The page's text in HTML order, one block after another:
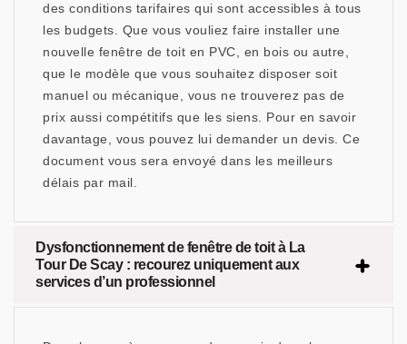
des conditions tarifaires qui sont accessibles à tous
les budgets. Que vous vouliez faire installer une
nouvelle fenêtre de toit en PVC, en bois ou autre,
que le modèle que vous souhaitez disposer soit
manuel ou mécanique, vous ne trouverez pas de
prix aussi compétitifs que les siens. Pour en savoir
davantage, vous pouvez lui demander un devis. Ce
document vous sera envoyé dans les meilleurs
délais par mail.
Dysfonctionnement de fenêtre de toit à La
Tour De Scay : recourez uniquement aux
services d’un professionnel